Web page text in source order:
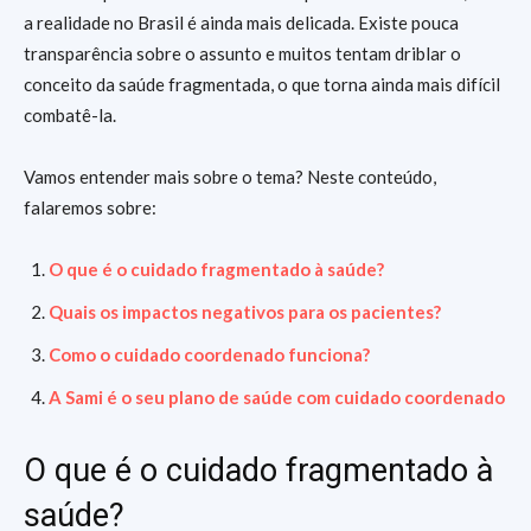
a realidade no Brasil é ainda mais delicada. Existe pouca
transparência sobre o assunto e muitos tentam driblar o
conceito da saúde fragmentada, o que torna ainda mais difícil
combatê-la.
Vamos entender mais sobre o tema? Neste conteúdo,
falaremos sobre:
O que é o cuidado fragmentado à saúde?
Quais os impactos negativos para os pacientes?
Como o cuidado coordenado funciona?
A Sami é o seu plano de saúde com cuidado coordenado
O que é o cuidado fragmentado à
saúde?